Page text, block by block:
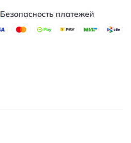
Безопасность платежей